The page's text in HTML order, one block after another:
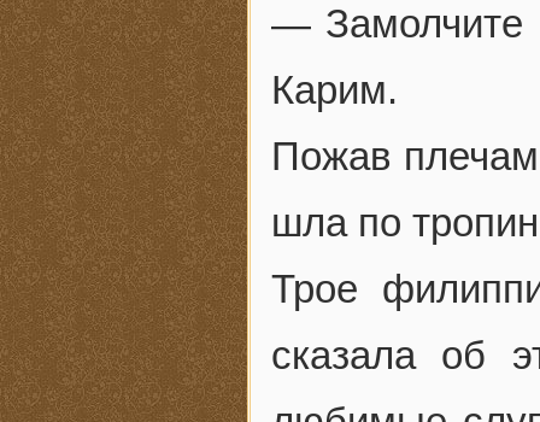
— Замолчите
Карим.
Пожав
шла по
Трое
сказала об